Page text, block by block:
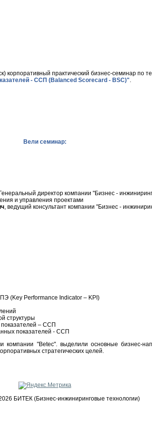
практический бизнес-семинар по
- ССП (Balanced Scorecard - BSC)".
Вели семинар:
директор компании "Бизнес -
и управления проектами
, ведущий консультант компании "Бизнес -
(Key Performance Indicator – KPI)
структуры
показателей – ССП
показателей - ССП
компании "Betec". выделили основные
стратегических целей.
БИТЕК (Бизнес-инжиниринговые технологии)